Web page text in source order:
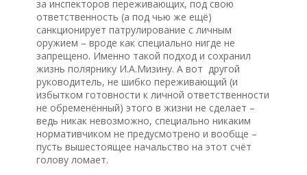
за инспекторов переживающих, под свою
ответственность (а под чью же ещё)
санкционирует патрулирование с личным
оружием – вроде как специально нигде не
запрещено. Именно такой подход и сохранил
жизнь полярнику И.А.Мизину. А вот другой
руководитель, не шибко переживающий (и
избытком готовности к личной ответственности
не обременённый) этого в жизни не сделает –
ведь никак невозможно, специально никаким
нормативчиком не предусмотрено и вообще –
пусть вышестоящее начальство на этот счёт
голову ломает.